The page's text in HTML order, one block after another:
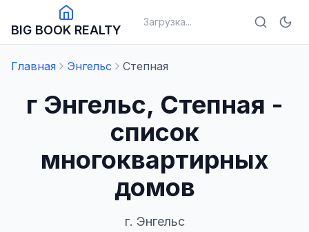
BIG BOOK REALTY
Загрузка...
Главная Энгельс Степная
г Энгельс, Степная -
список
многоквартирных
домов
г. Энгельс